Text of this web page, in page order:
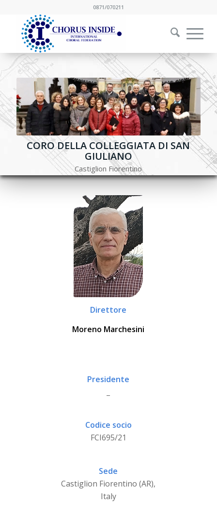
0871/070211
CORO DELLA COLLEGGIATA DI SAN
GIULIANO
Castiglion Fiorentino
Direttore
Moreno Marchesini
Presidente
Codice socio
FCI695/21
Sede
Castiglion Fiorentino (AR),
Italy